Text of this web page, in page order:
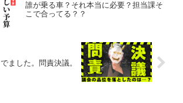
誰が乗る車？それ本当に必要？担当課そ
こで合ってる？？
でました。問責決議。